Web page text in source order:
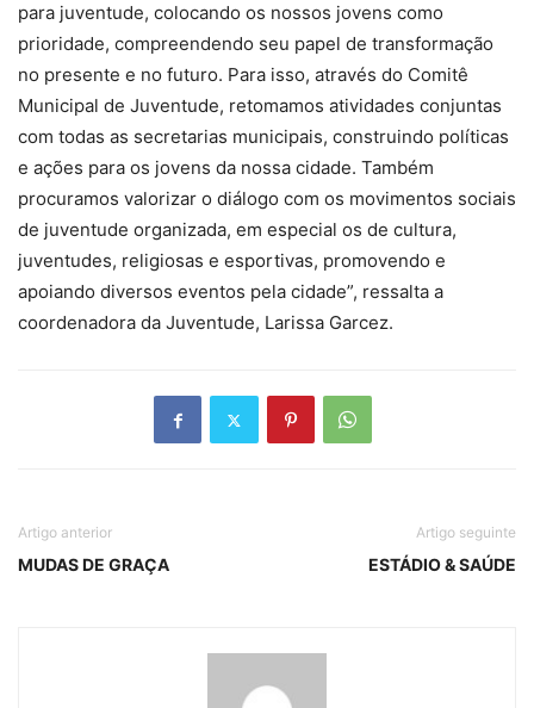
para juventude, colocando os nossos jovens como
prioridade, compreendendo seu papel de transformação
no presente e no futuro. Para isso, através do Comitê
Municipal de Juventude, retomamos atividades conjuntas
com todas as secretarias municipais, construindo políticas
e ações para os jovens da nossa cidade. Também
procuramos valorizar o diálogo com os movimentos sociais
de juventude organizada, em especial os de cultura,
juventudes, religiosas e esportivas, promovendo e
apoiando diversos eventos pela cidade”, ressalta a
coordenadora da Juventude, Larissa Garcez.
Artigo anterior
MUDAS DE GRAÇA
Artigo seguinte
ESTÁDIO & SAÚDE